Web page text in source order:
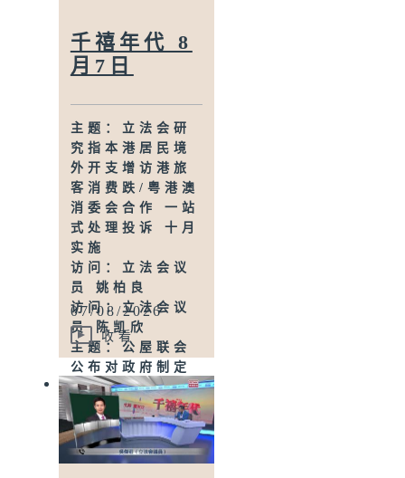
千禧年代 8
月7日
主题：立法会研
究指本港居民境
外开支增访港旅
客消费跌/粤港澳
消委会合作 一站
式处理投诉 十月
实施
访问：立法会议
员 姚柏良
访问：立法会议
员 陈凯欣
主题：公屋联会
公布对政府制定
香港首份五年规
划土地和房屋政
策建议
访问：立法会议
员、公屋联会副
07/08/2026
收看